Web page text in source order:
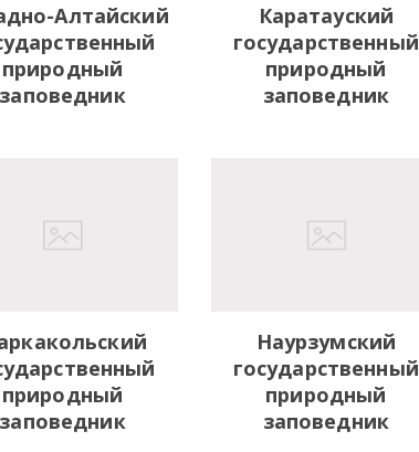
Алтайский
природный
заповедник
Каратауский
государственный
природный
заповедник
природный
заповедник
Наурзумский
государственный
природный
заповедник